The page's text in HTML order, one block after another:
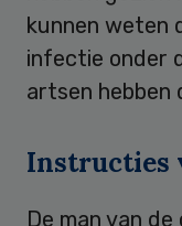
kunnen weten
infectie onder
artsen hebben
De man van